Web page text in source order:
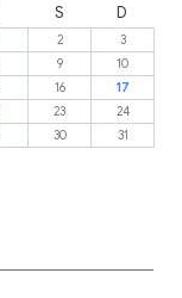
S D
2
3
9
10
16
17
23
24
30 31